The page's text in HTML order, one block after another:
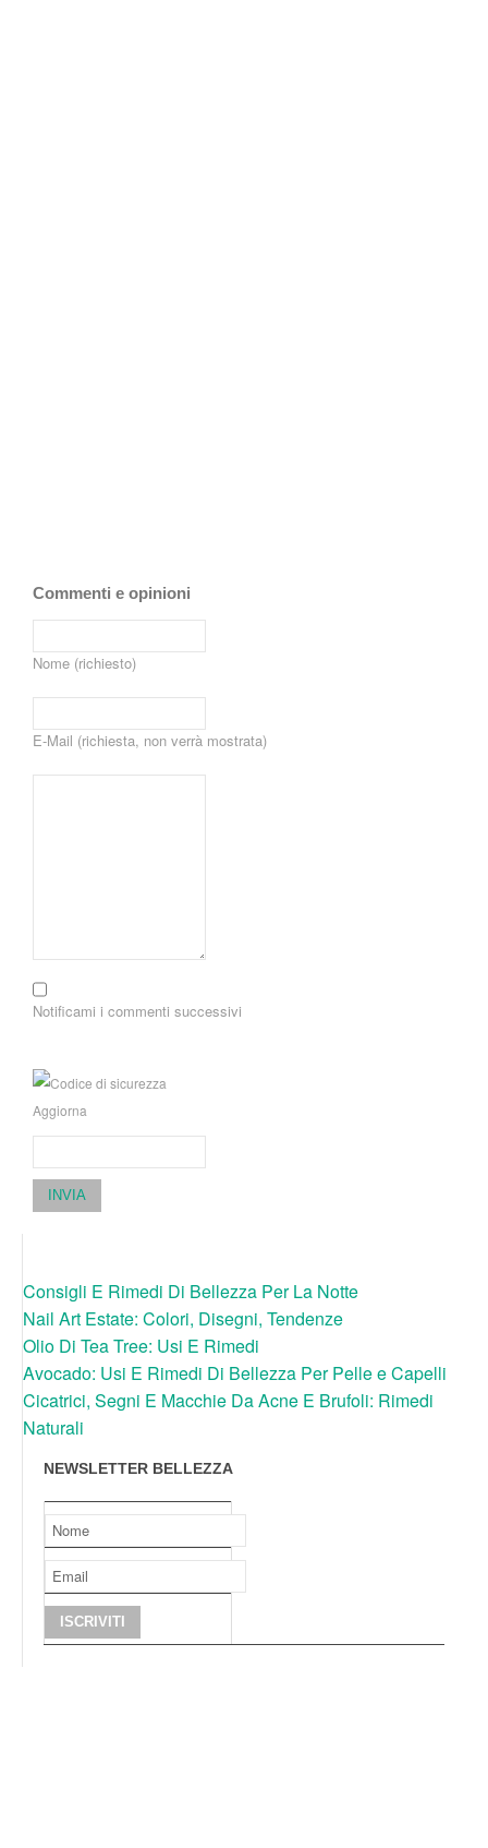
Commenti e opinioni
Nome (richiesto)
E-Mail (richiesta, non verrà mostrata)
Notificami i commenti successivi
Aggiorna
INVIA
Consigli E Rimedi Di Bellezza Per La Notte
Nail Art Estate: Colori, Disegni, Tendenze
Olio Di Tea Tree: Usi E Rimedi
Avocado: Usi E Rimedi Di Bellezza Per Pelle e Capelli
Cicatrici, Segni E Macchie Da Acne E Brufoli: Rimedi
Naturali
NEWSLETTER BELLEZZA